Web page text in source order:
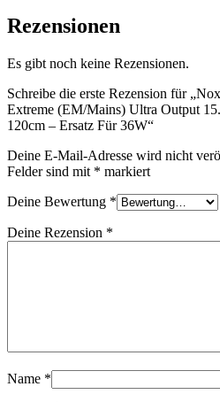
Rezensionen
Es gibt noch keine Rezensionen.
Schreibe die erste Rezension für
Extreme (EM/Mains) Ultra Output
120cm – Ersatz Für 36W“
Deine E-Mail-Adresse wird nicht
Felder sind mit * markiert
Deine Bewertung *
Deine Rezension *
Name *